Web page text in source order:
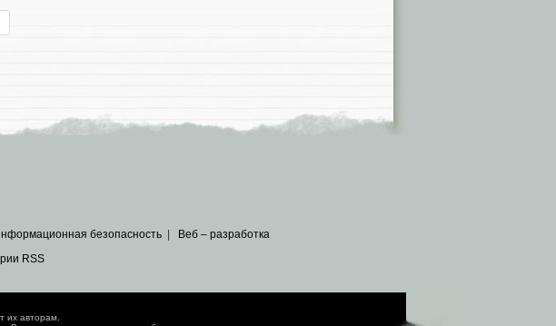
безопасность
Веб – разработка
RSS
их авторам.